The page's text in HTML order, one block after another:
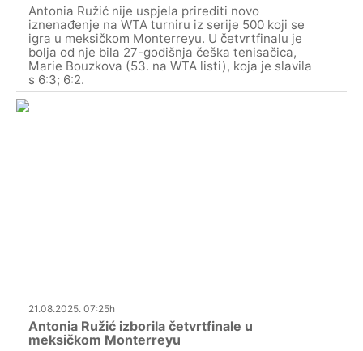
Antonia Ružić nije uspjela prirediti novo
iznenađenje na WTA turniru iz serije 500 koji se
igra u meksičkom Monterreyu. U četvrtfinalu je
bolja od nje bila 27-godišnja češka tenisačica,
Marie Bouzkova (53. na WTA listi), koja je slavila
s 6:3; 6:2.
21.08.2025. 07:25h
Antonia Ružić izborila četvrtfinale u
meksičkom Monterreyu